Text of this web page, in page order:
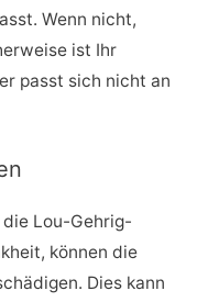
Wenn nicht,
ist Ihr
passt sich nicht an
Lou-Gehrig-
können die
Dies kann